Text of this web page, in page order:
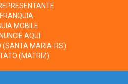
MOBILE
AQUI
(SANTA MARIA-RS)
(MATRIZ)